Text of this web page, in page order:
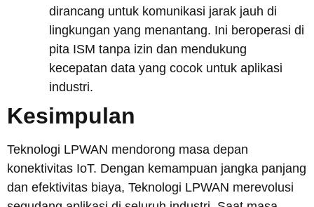
dirancang untuk komunikasi jarak jauh di
lingkungan yang menantang. Ini beroperasi di
pita ISM tanpa izin dan mendukung
kecepatan data yang cocok untuk aplikasi
industri.
Kesimpulan
Teknologi LPWAN mendorong masa depan
konektivitas IoT. Dengan kemampuan jangka panjang
dan efektivitas biaya, Teknologi LPWAN merevolusi